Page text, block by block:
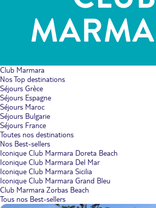
Club Marmara
Nos Top destinations
Séjours Grèce
Séjours Espagne
Séjours Maroc
Séjours Bulgarie
Séjours France
Toutes nos destinations
Nos Best-sellers
Iconique Club Marmara Doreta Beach
Iconique Club Marmara Del Mar
Iconique Club Marmara Sicilia
Iconique Club Marmara Grand Bleu
Club Marmara Zorbas Beach
Tous nos Best-sellers